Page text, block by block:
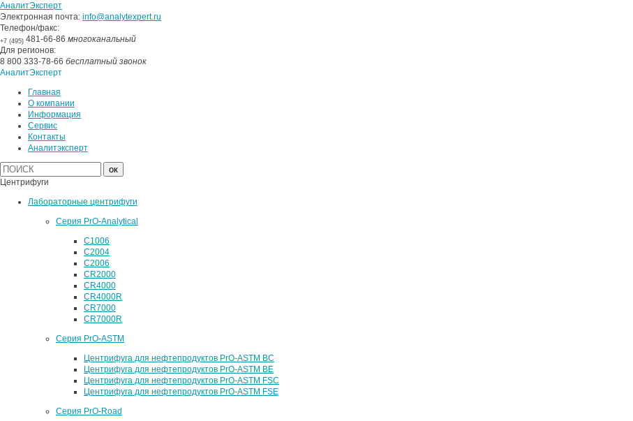
АналитЭксперт
Электронная почта: info@analytexpert.ru
Телефон/факс:
+7 (495) 481-66-86 многоканальный
Для регионов:
8 800 333-78-66 бесплатный звонок
АналитЭксперт
Главная
О компании
Информация
Сервис
Контакты
Аналитэксперт
Центрифуги
Лабораторные центрифуги
Серия PrO-Analytical
C1006
C2004
C2006
CR2000
CR4000
CR4000R
CR7000
CR7000R
Серия PrO-ASTM
Центрифуга для нефтепродуктов PrO-ASTM BC
Центрифуга для нефтепродуктов PrO-ASTM BE
Центрифуга для нефтепродуктов PrO-ASTM FSC
Центрифуга для нефтепродуктов PrO-ASTM FSE
Серия PrO-Road